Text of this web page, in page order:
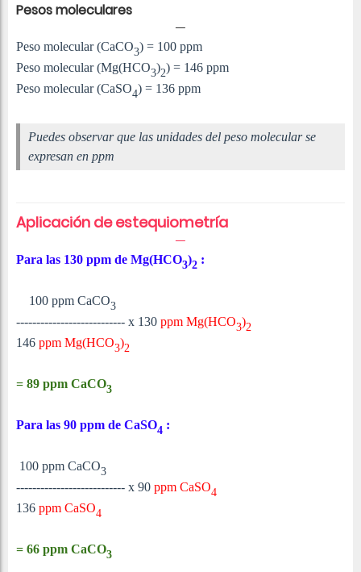
Pesos moleculares
Peso molecular (CaCO3) = 100 ppm
Peso molecular (Mg(HCO3)2) = 146 ppm
Peso molecular (CaSO4) = 136 ppm
Puedes observar que las unidades del peso molecular se
expresan en ppm
Aplicación deestequiometría
Para las 130 ppm de Mg(HCO3)2 :
100 ppm CaCO3
--------------------------- x 130 ppm Mg(HCO3)2
146 ppm Mg(HCO3)2
= 89 ppm CaCO3
Para las 90 ppm de CaSO4 :
100 ppm CaCO3
--------------------------- x 90 ppm CaSO4
136 ppm CaSO4
= 66 ppm CaCO3